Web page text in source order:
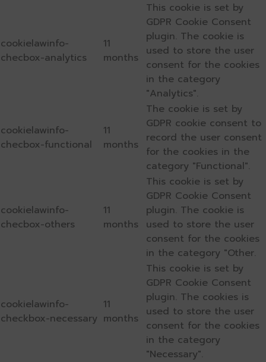
cookielawinfo-
checbox-analytics
11
months
This cookie is set by
GDPR Cookie Consent
plugin. The cookie is
used to store the user
consent for the cookies
in the category
"Analytics".
cookielawinfo-
checbox-functional
11
months
The cookie is set by
GDPR cookie consent to
record the user consent
for the cookies in the
category "Functional".
cookielawinfo-
checbox-others
11
months
This cookie is set by
GDPR Cookie Consent
plugin. The cookie is
used to store the user
consent for the cookies
in the category "Other.
cookielawinfo-
checkbox-necessary
11
months
This cookie is set by
GDPR Cookie Consent
plugin. The cookies is
used to store the user
consent for the cookies
in the category
"Necessary".